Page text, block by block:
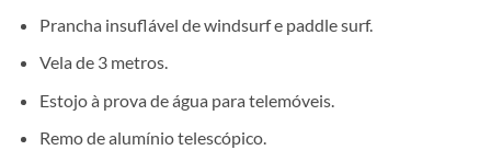
Prancha insuflável de windsurf e paddle surf.
Vela de 3 metros.
Estojo à prova de água para telemóveis.
Remo de alumínio telescópico.